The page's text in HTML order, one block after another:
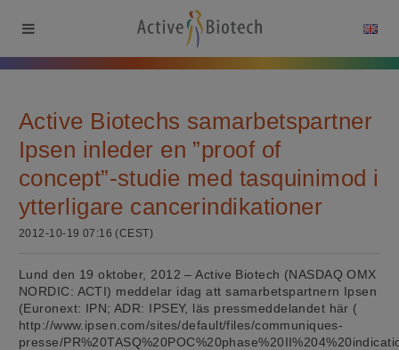
Active Biotechs samarbetspartner
Ipsen inleder en ”proof of
concept”-studie med tasquinimod i
ytterligare cancerindikationer
2012-10-19 07:16 (CEST)
Lund den 19 oktober, 2012 – Active Biotech (NASDAQ OMX
NORDIC: ACTI) meddelar idag att samarbetspartnern Ipsen
(Euronext: IPN; ADR: IPSEY, läs pressmeddelandet här (
http://www.ipsen.com/sites/default/files/communiques-
presse/